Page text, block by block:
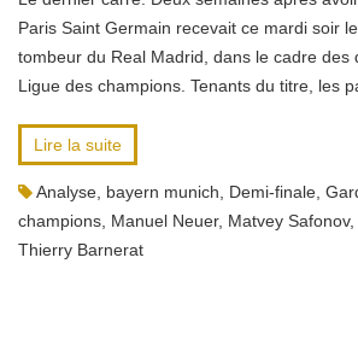
Paris Saint Germain recevait ce mardi soir
tombeur du Real Madrid, dans le cadre des
Ligue des champions. Tenants du titre, les
Lire la suite
Analyse bayern munich Demi-finale
champions Manuel Neuer, Matvey Safonov,
Thierry Barnerat